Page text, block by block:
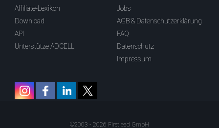
Affiliate-Lexikon
Download
API
Unterstütze ADCELL
Jobs
AGB & Datenschutzerklärung
FAQ
Datenschutz
Impressum
©2003 - 2026 Firstlead GmbH